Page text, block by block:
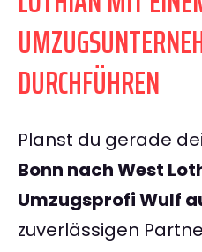
DURCHFÜHREN
Planst du gerade
Bonn nach West
Umzugsprofi Wulf
zuverlässigen